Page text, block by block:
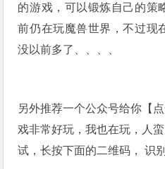
的游戏，可以锻炼自己的策
前仍在玩魔兽世界，不过现
没以前多了、、、、
另外推荐一个公众号给你【
戏非常好玩，我也在玩，人
试，长按下面的二维码， 识